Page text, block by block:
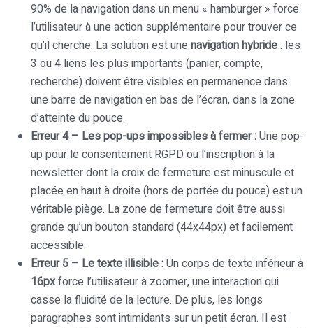
90% de la navigation dans un menu « hamburger » force
l’utilisateur à une action supplémentaire pour trouver ce
qu’il cherche. La solution est une navigation hybride: les
3 ou 4 liens les plus importants (panier, compte,
recherche) doivent être visibles en permanence dans
une barre de navigation en bas de l’écran, dans la zone
d’atteinte du pouce.
Erreur 4 – Les pop-ups impossibles à fermer :Une pop-
up pour le consentement RGPD ou l’inscription à la
newsletter dont la croix de fermeture est minuscule et
placée en haut à droite (hors de portée du pouce) est un
véritable piège. La zone de fermeture doit être aussi
grande qu’un bouton standard (44x44px) et facilement
accessible.
Erreur 5 – Le texte illisible :Un corps de texte inférieur à
16pxforce l’utilisateur à zoomer, une interaction qui
casse la fluidité de la lecture. De plus, les longs
paragraphes sont intimidants sur un petit écran. Il est